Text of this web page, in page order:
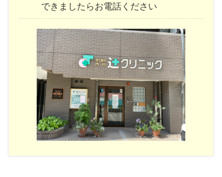
できましたらお電話ください